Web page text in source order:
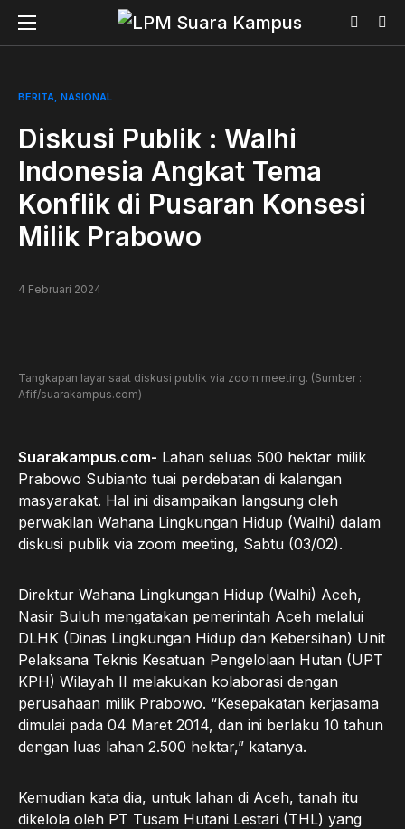
BERITA NASIONAL
Diskusi Publik : Walhi
Indonesia Angkat Tema
Konflik di Pusaran Konsesi
Milik Prabowo
4 Februari 2024
Tangkapan layar saat diskusi publik via zoom meeting. (Sumber :
Afif/suarakampus.com)
Suarakampus.com- Lahan seluas 500 hektar milik
Prabowo Subianto tuai perdebatan di kalangan
masyarakat. Hal ini disampaikan langsung oleh
perwakilan Wahana Lingkungan Hidup (Walhi) dalam
diskusi publik via zoom meeting, Sabtu (03/02).
Direktur Wahana Lingkungan Hidup (Walhi) Aceh,
Nasir Buluh mengatakan pemerintah Aceh melalui
DLHK (Dinas Lingkungan Hidup dan Kebersihan) Unit
Pelaksana Teknis Kesatuan Pengelolaan Hutan (UPT
KPH) Wilayah II melakukan kolaborasi dengan
perusahaan milik Prabowo. “Kesepakatan kerjasama
dimulai pada 04 Maret 2014, dan ini berlaku 10 tahun
dengan luas lahan 2.500 hektar,” katanya.
Kemudian kata dia, untuk lahan di Aceh, tanah itu
dikelola oleh PT Tusam Hutani Lestari (THL) yang